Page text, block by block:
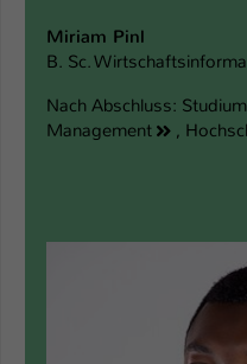
Miriam Pinl
B. Sc.
Nach Abschluss:
Management
,